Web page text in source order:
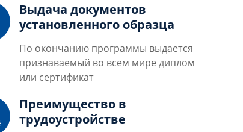
Выдача документов
установленного образца
По окончанию программы выдается
признаваемый во всем мире диплом
или сертификат
Преимущество в
трудоустройстве